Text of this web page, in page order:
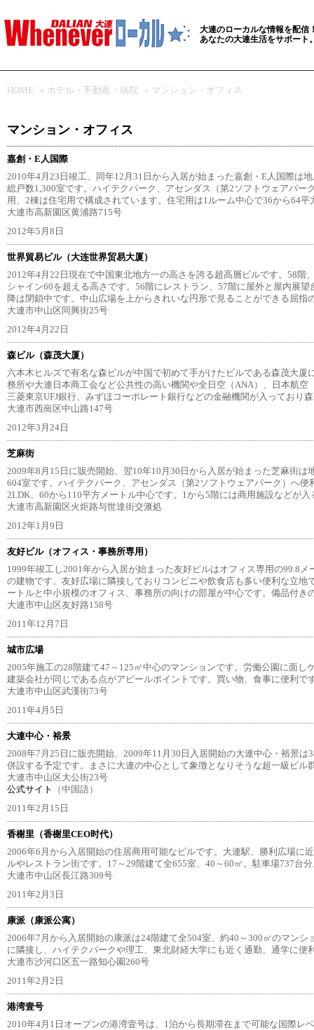
大連のローカルな情報を配信
あなたの大連生活をサポート
HOME » ホテル・不動産・病院 » マンション・オフィス
マンション・オフィス
嘉創・E人国際
2010年4月23日竣工、同年12月31日から入居が始まった嘉創・E人国際は
総戸数1,300室です。ハイテクパーク、アセンダス（第2ソフトウェアパー
用、2棟は住宅用で構成されています。住宅用は1ルーム中心で36から64平
大連市高新園区黄浦路715号
2012年5月8日
世界貿易ビル（大连世界贸易大厦）
2012年4月22日現在で中国東北地方一の高さを誇る超高層ビルです。58階
シャイン60を超える高さです。56階にレストラン、57階に屋外と屋内展
降は閉鎖中です。中山広場を上からきれいな円形で見ることができる屈指
大連市中山区同興街25号
2012年4月22日
森ビル（森茂大厦）
六本木ヒルズで有名な森ビルが中国で初めて手がけたビルである森茂大厦
務所や大連日本商工会など公共性の高い機関や全日空（ANA）、日本航空
三菱東京UFJ銀行、みずほコーポレート銀行などの金融機関が入っており
大連市西崗区中山路147号
2012年3月24日
芝麻街
2009年8月15日に販売開始、翌10年10月30日から入居が始まった芝麻街は
604室です。ハイテクパーク、アセンダス（第2ソフトウェアパーク）へ便
2LDK、60から110平方メートル中心です。1から5階には商用施設などが入
大連市高新園区火炬路与世達街交滙処
2012年1月9日
友好ビル（オフィス・事務所専用）
1999年竣工し2001年から入居が始まった友好ビルはオフィス専用の99.8メ
の建物です。友好広場に隣接しておりコンビニや飲食店も多い便利な立地
ートルと中小規模のオフィス、事務所の向けの部屋が中心です。備品付き
大連市中山区友好路158号
2011年12月7日
城市広場
2005年施工の28階建て47～125㎡中心のマンションです。労働公園に面し
建築会社が同じである点がアピールポイントです。買い物、食事に便利で
大連市中山区武漢街73号
2011年4月5日
大連中心・裕景
2008年7月25日に販売開始、2009年11月30日入居開始の大連中心・裕景は
併設する予定です。まさに大連の中心として象徴となりそうな超一級ビル
大連市中山区大公街23号
公式サイト
（中国語）
2011年2月15日
香榭里（香榭里CEO时代）
2006年6月から入居開始の住居商用可能なビルです。大連駅、勝利広場に
ルやレストラン街です。17～29階建て全655室、40～60㎡。駐車場737台
大連市中山区長江路309号
2011年2月3日
康派（康派公寓）
2006年7月から入居開始の康派は24階建て全504室、約40～300㎡のマンシ
に隣接し、ハイテクパークや理工、東北財経大学にも近く通勤、通学に便
大連市沙河口区五一路知心園260号
2011年2月2日
港湾壹号
2010年4月1日オープンの港湾壹号は、1泊から長期滞在まで可能な国際レ